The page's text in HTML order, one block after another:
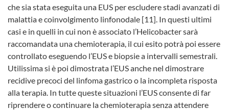
che sia stata eseguita una EUS per escludere stadi avanzati di
malattia e coinvolgimento linfonodale [11]. In questi ultimi
casi e in quelli in cui non è associato l’Helicobacter sarà
raccomandata una chemioterapia, il cui esito potrà poi essere
controllato eseguendo l’EUS e biopsie a intervalli semestrali.
Utilissima si è poi dimostrata l’EUS anche nel dimostrare
recidive precoci del linfoma gastrico o la incompleta risposta
alla terapia. In tutte queste situazioni l’EUS consente di far
riprendere o continuare la chemioterapia senza attendere